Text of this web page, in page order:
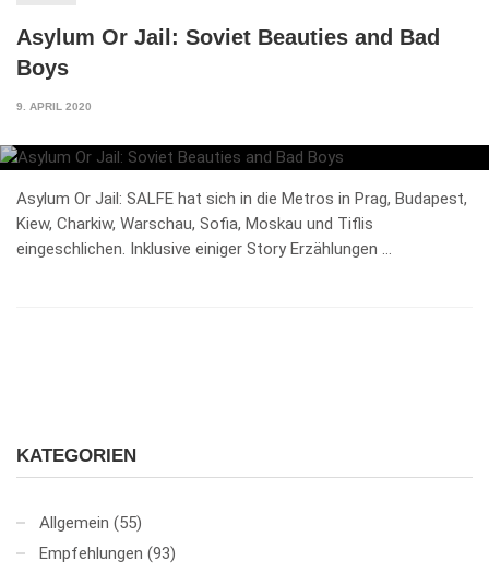
Asylum Or Jail: Soviet Beauties and Bad
Boys
9. APRIL 2020
Asylum Or Jail: SALFE hat sich in die Metros in Prag, Budapest,
Kiew, Charkiw, Warschau, Sofia, Moskau und Tiflis
eingeschlichen. Inklusive einiger Story Erzählungen …
KATEGORIEN
Allgemein (55)
Empfehlungen (93)